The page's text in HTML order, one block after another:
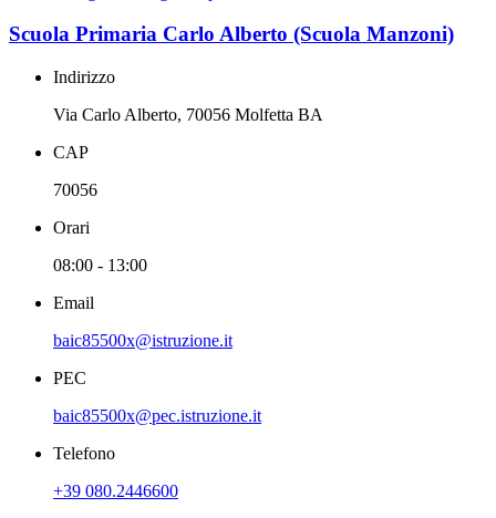
Scuola Primaria Carlo Alberto (Scuola Manzoni)
Indirizzo
Via Carlo Alberto, 70056 Molfetta BA
CAP
70056
Orari
08:00 - 13:00
Email
baic85500x@istruzione.it
PEC
baic85500x@pec.istruzione.it
Telefono
+39 080.2446600